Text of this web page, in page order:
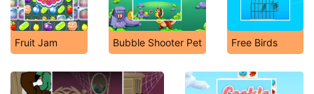
Fruit Jam Bubble Shooter Pet Free Birds